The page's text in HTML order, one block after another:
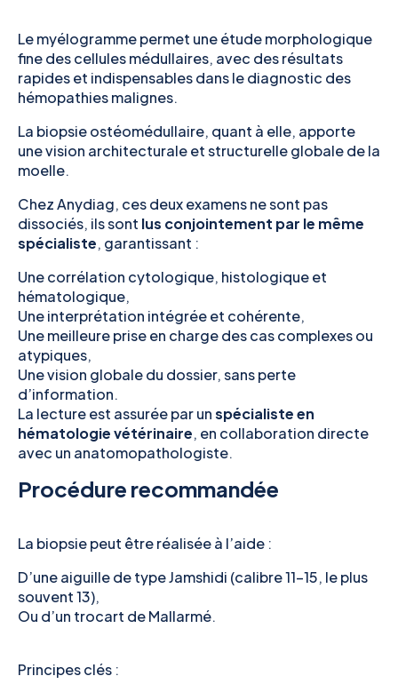
Le myélogramme permet une étude morphologique
fine des cellules médullaires, avec des résultats
rapides et indispensables dans le diagnostic des
hémopathies malignes.
La biopsie ostéomédullaire, quant à elle, apporte
une vision architecturale et structurelle globale de la
moelle.
Chez Anydiag, ces deux examens ne sont pas
dissociés, ils sont lus conjointement par le même
spécialiste, garantissant :
Une corrélation cytologique, histologique et
hématologique,
Une interprétation intégrée et cohérente,
Une meilleure prise en charge des cas complexes ou
atypiques,
Une vision globale du dossier, sans perte
d’information.
La lecture est assurée par unspécialiste en
hématologie vétérinaire, en collaboration directe
avec un anatomopathologiste.
Procédure recommandée
La biopsie peut être réalisée à l’aide :
D’une aiguille de type Jamshidi (calibre 11–15, le plus
souvent 13),
Ou d’un trocart de Mallarmé.
Principes clés :